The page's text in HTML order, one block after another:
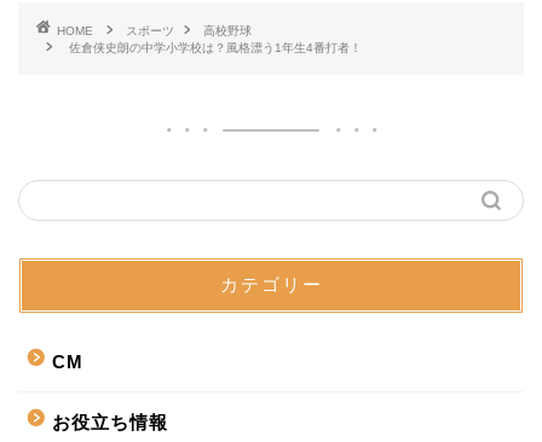
HOME スポーツ
高校野球
佐倉侠史朗の中学小学校は？風格漂う1年生4番打者！
カテゴリー
CM
お役立ち情報